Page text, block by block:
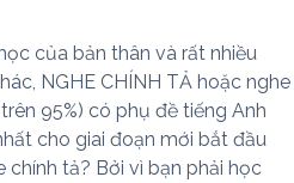
của bản thân và rất nhiều
NGHE CHÍNH TẢ hoặc nghe
95%) có phụ đề tiếng Anh
cho giai đoạn mới bắt đầu
chính tả? Bởi vì bạn phải học